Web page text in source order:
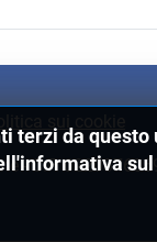
- C.F.
terzi da
sul